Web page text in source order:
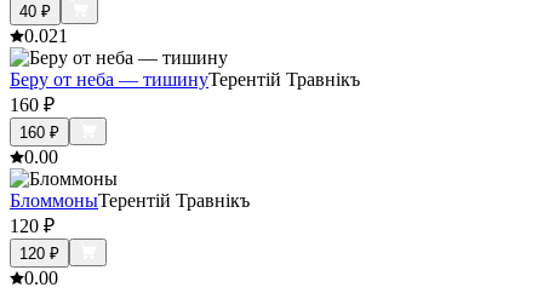
40 ₽
0.021
Беру от неба — тишинуТерентiй Травнiкъ
160 ₽
160 ₽
0.00
БломмоныТерентiй Травнiкъ
120 ₽
120 ₽
0.00